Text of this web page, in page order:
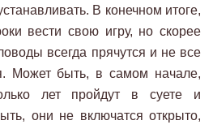
В конечном итоге,
вести свою игру, но скорее
всегда прячутся и не все
Может быть, в самом начале,
лет пройдут в суете и
они не включатся открыто,